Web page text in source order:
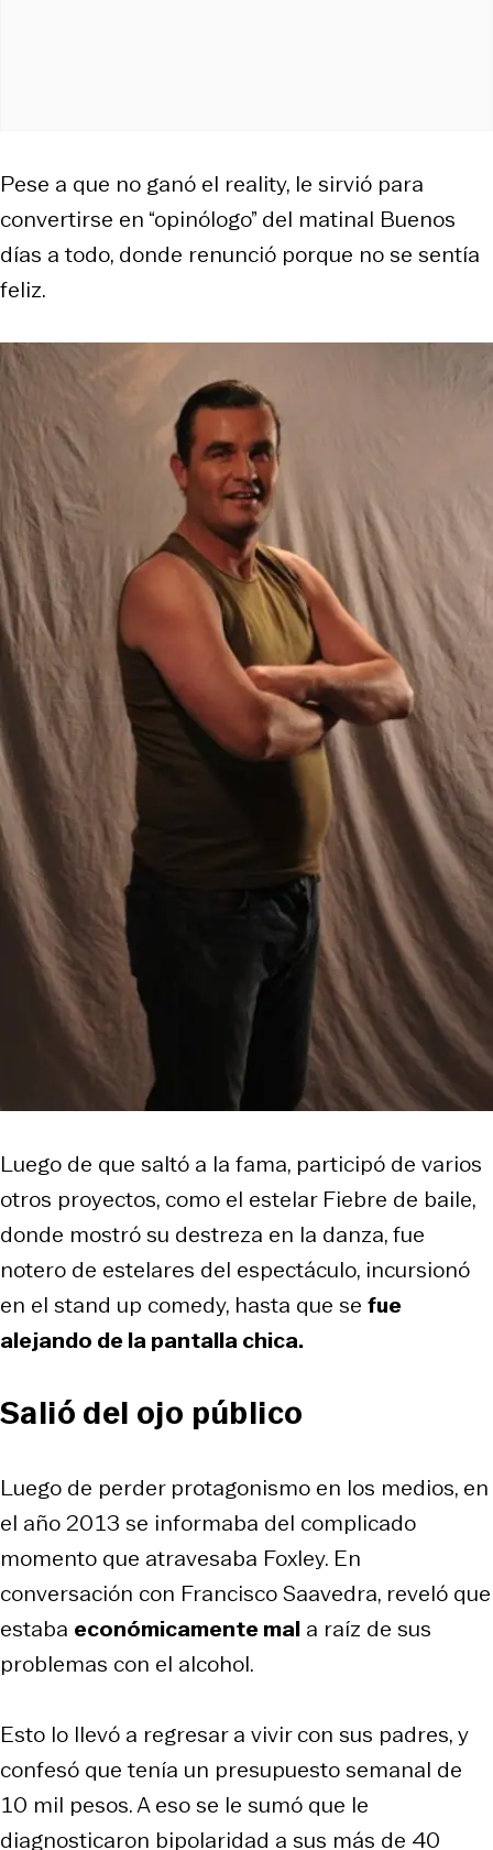
Pese a que no ganó el reality, le sirvió para
convertirse en “opinólogo” del matinal Buenos
días a todo, donde renunció porque no se sentía
feliz.
Luego de que saltó a la fama, participó de varios
otros proyectos, como el estelar Fiebre de baile,
donde mostró su destreza en la danza, fue
notero de estelares del espectáculo, incursionó
en el stand up comedy, hasta que se fue
alejando de la pantalla chica.
Salió del ojo público
Luego de perder protagonismo en los medios, en
el año 2013 se informaba del complicado
momento que atravesaba Foxley. En
conversación con Francisco Saavedra, reveló que
estaba económicamente mal a raíz de sus
problemas con el alcohol.
Esto lo llevó a regresar a vivir con sus padres, y
confesó que tenía un presupuesto semanal de
10 mil pesos. A eso se le sumó que le
diagnosticaron bipolaridad a sus más de 40